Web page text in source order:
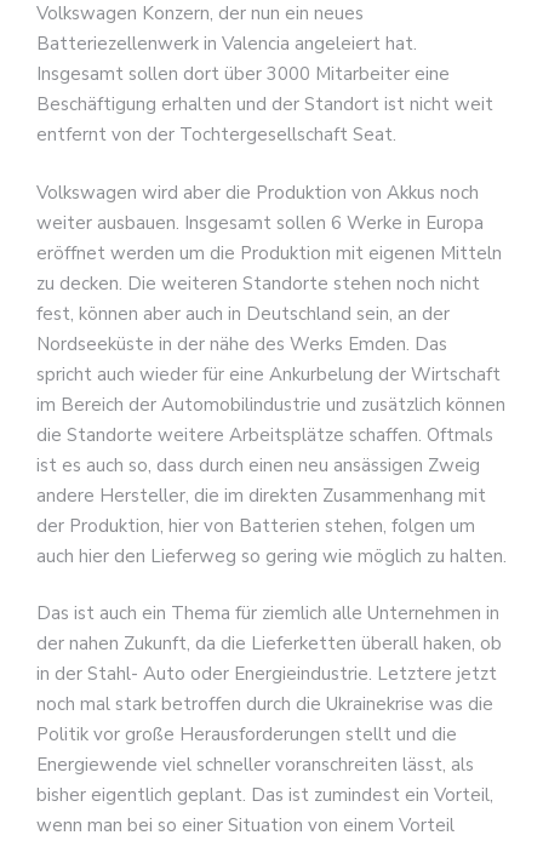
Volkswagen Konzern, der nun ein neues
Batteriezellenwerk in Valencia angeleiert hat.
Insgesamt sollen dort über 3000 Mitarbeiter eine
Beschäftigung erhalten und der Standort ist nicht weit
entfernt von der Tochtergesellschaft Seat.
Volkswagen wird aber die Produktion von Akkus noch
weiter ausbauen. Insgesamt sollen 6 Werke in Europa
eröffnet werden um die Produktion mit eigenen Mitteln
zu decken. Die weiteren Standorte stehen noch nicht
fest, können aber auch in Deutschland sein, an der
Nordseeküste in der nähe des Werks Emden. Das
spricht auch wieder für eine Ankurbelung der Wirtschaft
im Bereich der Automobilindustrie und zusätzlich können
die Standorte weitere Arbeitsplätze schaffen. Oftmals
ist es auch so, dass durch einen neu ansässigen Zweig
andere Hersteller, die im direkten Zusammenhang mit
der Produktion, hier von Batterien stehen, folgen um
auch hier den Lieferweg so gering wie möglich zu halten.
Das ist auch ein Thema für ziemlich alle Unternehmen in
der nahen Zukunft, da die Lieferketten überall haken, ob
in der Stahl- Auto oder Energieindustrie. Letztere jetzt
noch mal stark betroffen durch die Ukrainekrise was die
Politik vor große Herausforderungen stellt und die
Energiewende viel schneller voranschreiten lässt, als
bisher eigentlich geplant. Das ist zumindest ein Vorteil,
wenn man bei so einer Situation von einem Vorteil